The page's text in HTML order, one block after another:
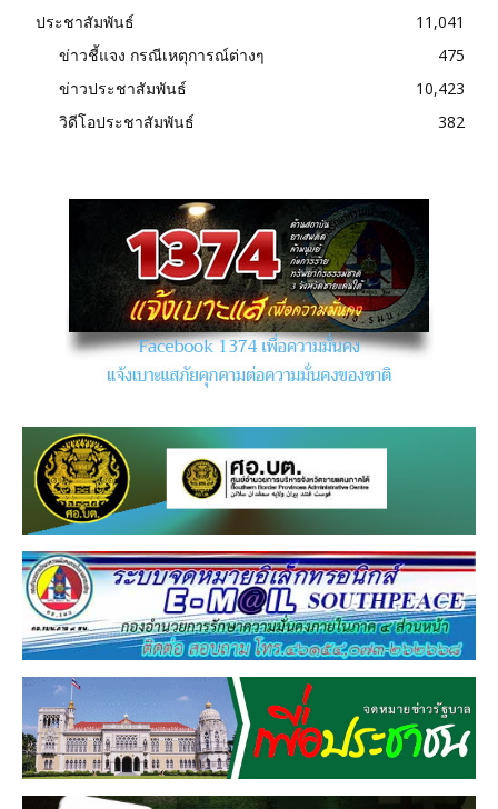
ประชาสัมพันธ์
11,041
ข่าวชี้แจง กรณีเหตุการณ์ต่างๆ
475
ข่าวประชาสัมพันธ์
10,423
วิดีโอประชาสัมพันธ์
382